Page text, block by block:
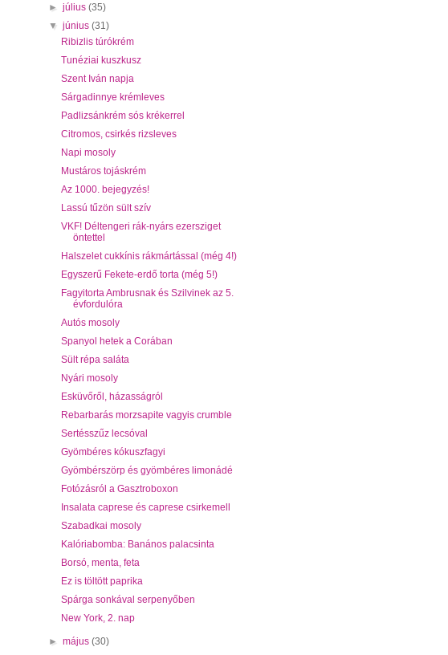
►július(35)
▼június(31)
Ribizlis túrókrém
Tunéziai kuszkusz
Szent Iván napja
Sárgadinnye krémleves
Padlizsánkrém sós krékerrel
Citromos, csirkés rizsleves
Napi mosoly
Mustáros tojáskrém
Az 1000. bejegyzés!
Lassú tűzön sült szív
VKF! Déltengeri rák-nyárs ezersziget
öntettel
Halszelet cukkínis rákmártással (még 4!)
Egyszerű Fekete-erdő torta (még 5!)
Fagyitorta Ambrusnak és Szilvinek az 5.
évfordulóra
Autós mosoly
Spanyol hetek a Corában
Sült répa saláta
Nyári mosoly
Esküvőről, házasságról
Rebarbarás morzsapite vagyis crumble
Sertésszűz lecsóval
Gyömbéres kókuszfagyi
Gyömbérszörp és gyömbéres limonádé
Fotózásról a Gasztroboxon
Insalata caprese és caprese csirkemell
Szabadkai mosoly
Kalóriabomba: Banános palacsinta
Borsó, menta, feta
Ez is töltött paprika
Spárga sonkával serpenyőben
New York, 2. nap
►május(30)